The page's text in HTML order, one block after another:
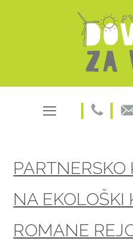
PARTNERSKO
NA EKOLOŠKI
ROMANE